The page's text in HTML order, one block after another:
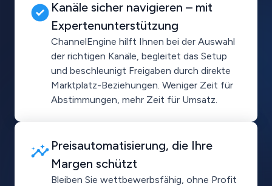
Kanäle sicher navigieren – mit
Expertenunterstützung
ChannelEngine hilft Ihnen bei der Auswahl
der richtigen Kanäle, begleitet das Setup
und beschleunigt Freigaben durch direkte
Marktplatz-Beziehungen. Weniger Zeit für
Abstimmungen, mehr Zeit für Umsatz.
Preisautomatisierung, die Ihre
Margen schützt
Bleiben Sie wettbewerbsfähig, ohne Profit